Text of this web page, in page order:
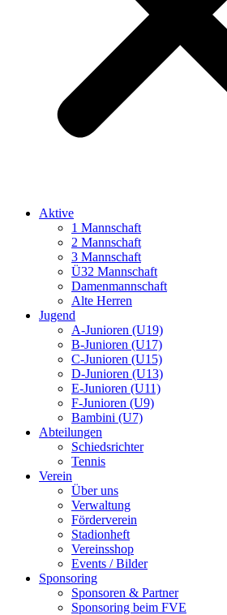
Aktive
1 Mannschaft
2 Mannschaft
3 Mannschaft
Ü32 Mannschaft
Damenmannschaft
Alte Herren
Jugend
A-Junioren (U19)
B-Junioren (U17)
C-Junioren (U15)
D-Junioren (U13)
E-Junioren (U11)
F-Junioren (U9)
Bambini (U7)
Abteilungen
Schiedsrichter
Tennis
Verein
Über uns
Verwaltung
Förderverein
Stadionheft
Vereinsshop
Events / Bilder
Sponsoring
Sponsoren & Partner
Sponsoring beim FVE